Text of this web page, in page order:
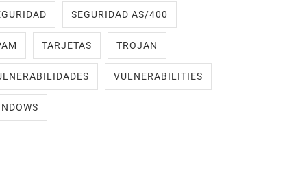
SEGURIDAD AS/400
TARJETAS TROJAN
VULNERABILITIES